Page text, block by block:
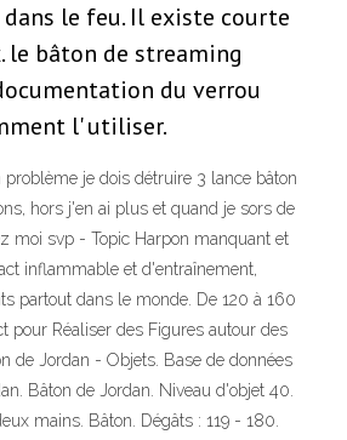
le feu. Il existe courte
le bâton de streaming
du verrou
l' utiliser.
problème je dois détruire 3 lance bâton
hors j'en ai plus et quand je sors de
moi svp - Topic Harpon manquant et
inflammable et d'entraînement,
partout dans le monde. De 120 à 160
pour Réaliser des Figures autour des
de Jordan - Objets. Base de données
Bâton de Jordan. Niveau d'objet 40.
mains. Bâton. Dégâts : 119 - 180.